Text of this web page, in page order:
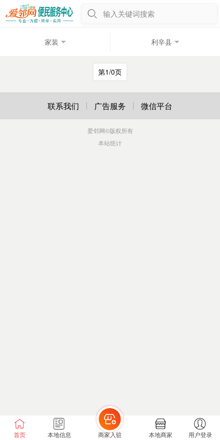
输入关键词搜索
家装 利辛县
第1/0页
首页 本地信息 商家入驻 本地商家 用户登录
联系我们 广告服务 微信平台
爱邻网©版权所有
本站统计